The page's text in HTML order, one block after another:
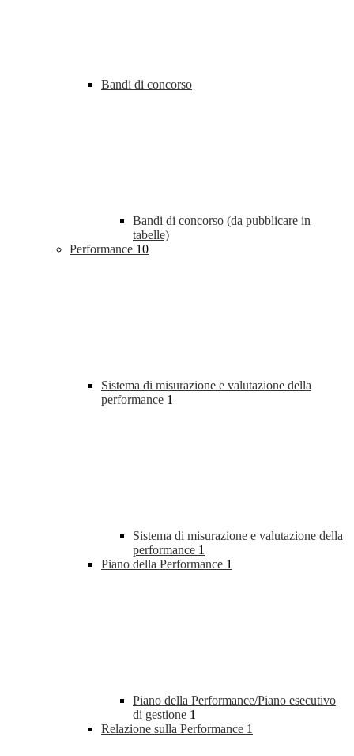
Bandi di concorso
Bandi di concorso (da pubblicare in
tabelle)
Performance 10
Sistema di misurazione e valutazione della
performance 1
Sistema di misurazione e valutazione della
performance 1
Piano della Performance 1
Piano della Performance/Piano esecutivo
di gestione 1
Relazione sulla Performance 1